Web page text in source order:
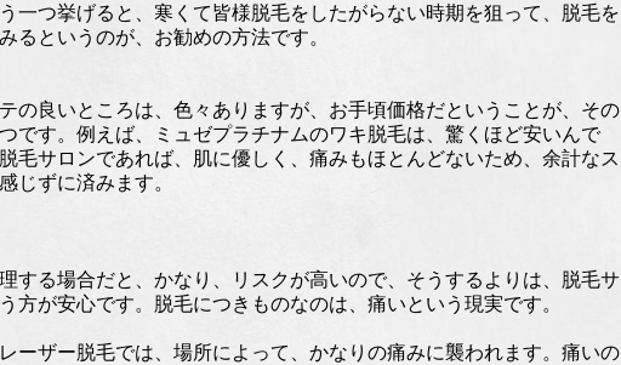
一つ挙げると、寒くて皆様脱毛をしたがらない時期を狙って、脱毛を
るというのが、お勧めの方法です。
の良いところは、色々ありますが、お手頃価格だということが、その
です。例えば、ミュゼプラチナムのワキ脱毛は、驚くほど安いんで
毛サロンであれば、肌に優しく、痛みもほとんどないため、余計なス
じずに済みます。
する場合だと、かなり、リスクが高いので、そうするよりは、脱毛サ
方が安心です。脱毛につきものなのは、痛いという現実です。
ーザー脱毛では、場所によって、かなりの痛みに襲われます。痛いの